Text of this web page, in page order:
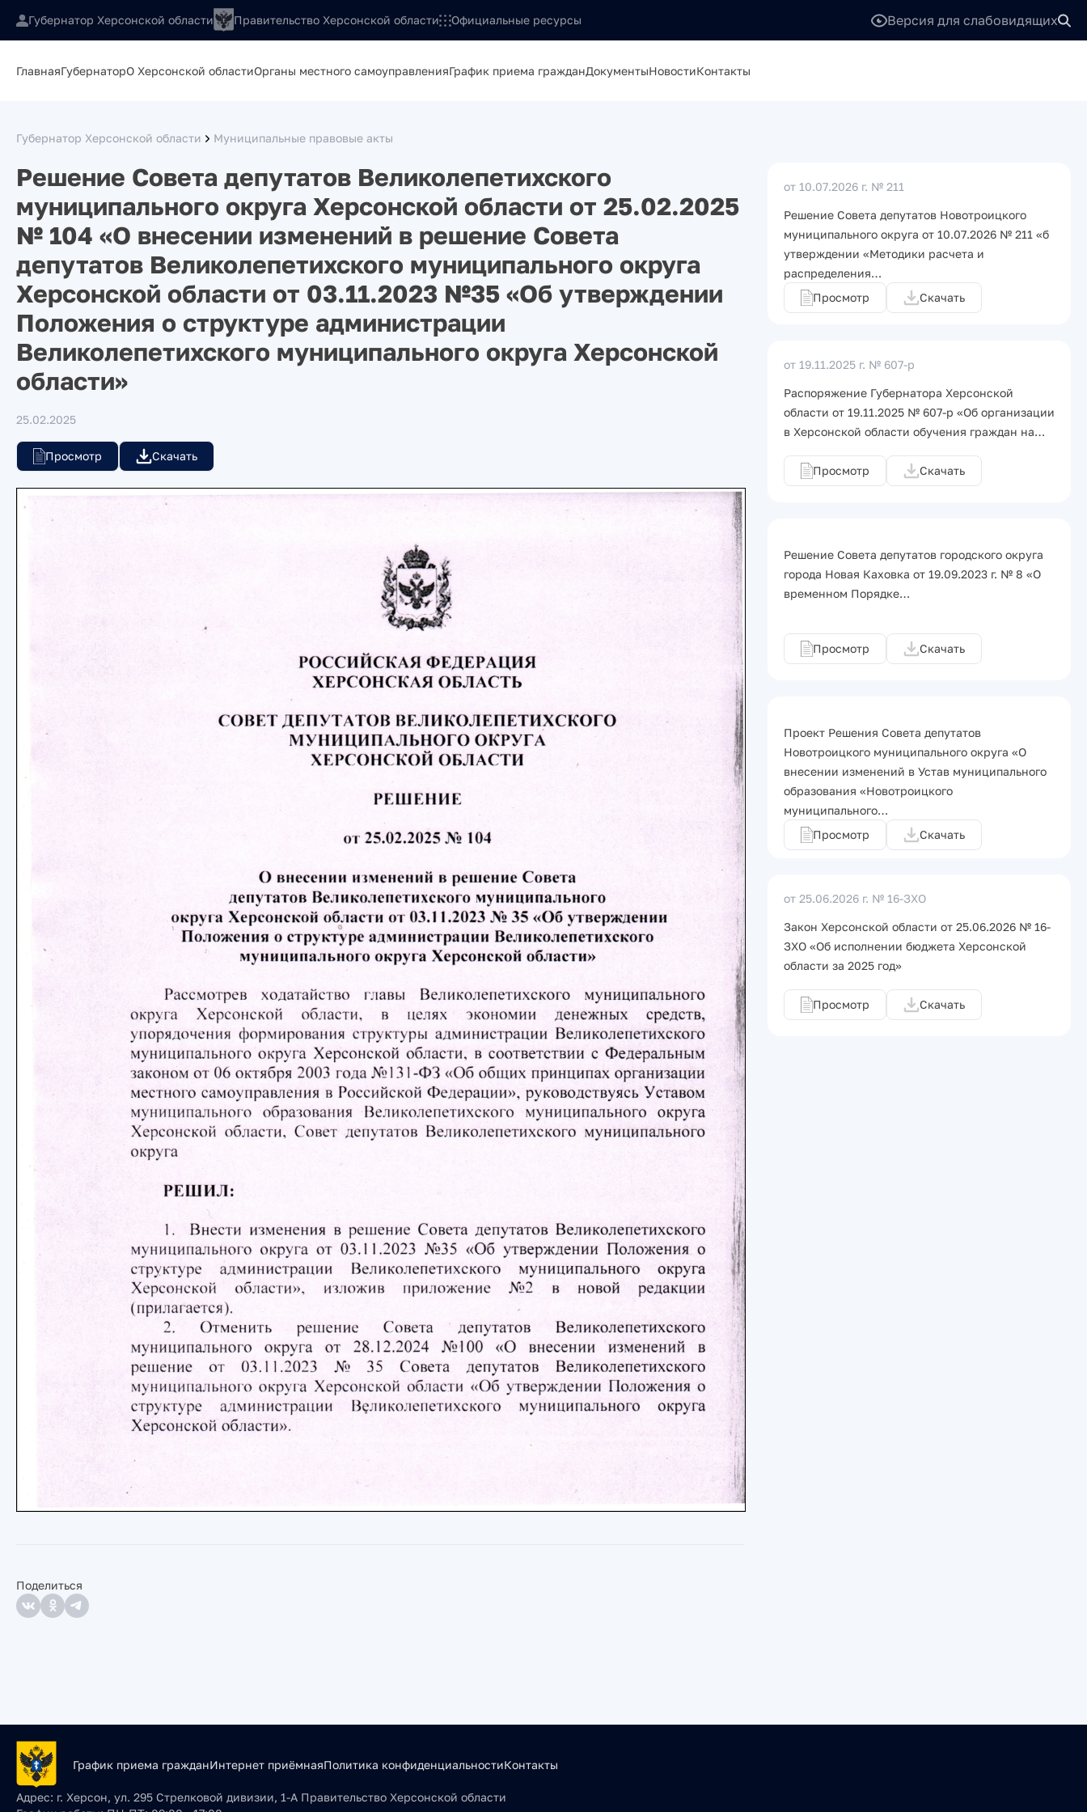
Губернатор Херсонской области Правительство Херсонской области Официальные ресурсы Версия для слабовидящих
ГлавнаяГубернаторО Херсонской областиОрганы местного самоуправленияГрафик приема гражданДокументыНовостиКонтакты
Губернатор Херсонской области Муниципальные правовые акты
Решение Совета депутатов Великолепетихского
муниципального округа Херсонской области от 25.02.2025
№ 104 «О внесении изменений в решение Совета
депутатов Великолепетихского муниципального округа
Херсонской области от 03.11.2023 №35 «Об утверждении
Положения о структуре администрации
Великолепетихского муниципального округа Херсонской
области»
25.02.2025
Просмотр Скачать
Поделиться
от 10.07.2026 г. № 211
Решение Совета депутатов Новотроицкого
муниципального округа от 10.07.2026 № 211 «б
утверждении «Методики расчета и
распределения…
Просмотр
Скачать
от 19.11.2025 г. № 607-р
Распоряжение Губернатора Херсонской
области от 19.11.2025 № 607-р «Об организации
в Херсонской области обучения граждан на…
Просмотр Скачать
Решение Совета депутатов городского округа
города Новая Каховка от 19.09.2023 г. № 8 «О
временном Порядке…
Просмотр Скачать
Проект Решения Совета депутатов
Новотроицкого муниципального округа «О
внесении изменений в Устав муниципального
образования «Новотроицкого
муниципального…
Просмотр
Скачать
от 25.06.2026 г. № 16-ЗХО
Закон Херсонской области от 25.06.2026 № 16-
ЗХО «Об исполнении бюджета Херсонской
области за 2025 год»
Просмотр Скачать
График приема гражданИнтернет приёмнаяПолитика конфиденциальностиКонтакты
Адрес: г. Херсон, ул. 295 Стрелковой дивизии, 1-А Правительство Херсонской области